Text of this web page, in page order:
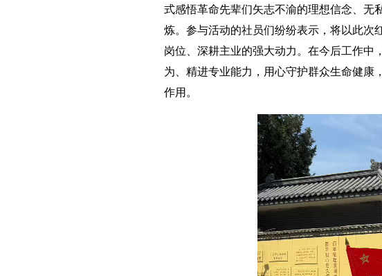
式感悟革命先辈们矢志不渝的理想信念、无
炼。参与活动的社员们纷纷表示，将以此次
岗位、深耕主业的强大动力。在今后工作中
为、精进专业能力，用心守护群众生命健康
作用。